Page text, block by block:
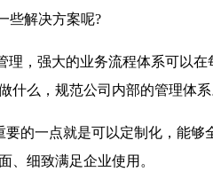
些解决方案呢?
强大的业务流程体系可以在
什么，规范公司内部的管理体系
一点就是可以定制化，能够
、细致满足企业使用。